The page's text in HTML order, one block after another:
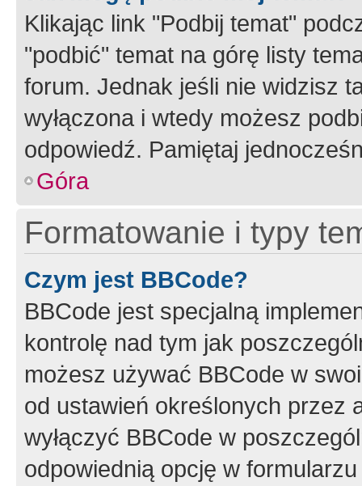
Klikając link "Podbij temat"
"podbić" temat na górę listy
forum. Jednak jeśli nie widzisz
wyłączona i wtedy możesz
odpowiedź. Pamiętaj
Góra
Formatowanie i typy
Czym jest BBCode?
BBCode jest specjalną
kontrolę nad tym jak
możesz używać BBCode w
od ustawień określonych przez
wyłączyć BBCode w
odpowiednią opcję w